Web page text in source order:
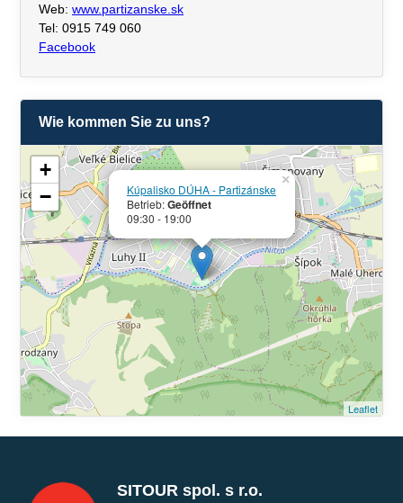
Web: www.partizanske.sk
Tel: 0915 749 060
Facebook
Wie kommen Sie zu uns?
Kúpalisko DÚHA - Partizánske
Betrieb:Geöffnet
09:30 - 19:00
×
+
−
Leaflet
SITOUR spol. s r.o.